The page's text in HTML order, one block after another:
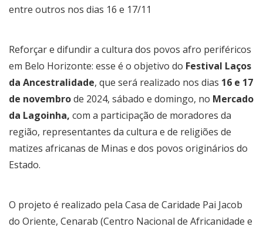
entre outros nos dias 16 e 17/11
Reforçar e difundir a cultura dos povos afro periféricos
em Belo Horizonte: esse é o objetivo do Festival Laços
da Ancestralidade, que será realizado nos dias 16 e 17
de novembrode 2024, sábado e domingo, no Mercado
da Lagoinha, com a participação de moradores da
região, representantes da cultura e de religiões de
matizes africanas de Minas e dos povos originários do
Estado.
O projeto é realizado pela Casa de Caridade Pai Jacob
do Oriente, Cenarab (Centro Nacional de Africanidade e